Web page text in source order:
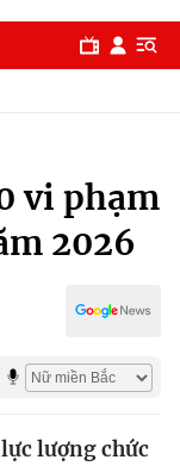
vi phạm
2026
lượng chức